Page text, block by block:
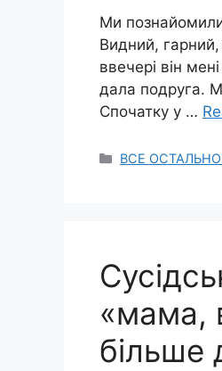
Ми
Видний,
ввечері він
дала подруга.
Спочатку у …
Categories
ВСЕ
«мама,
більше